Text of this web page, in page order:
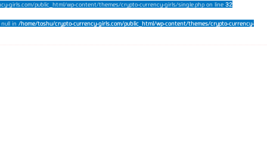
girls.com/public_html/wp-content/themes/crypto-currency-girls/single.php on line32
in /home/toshu/crypto-currency-girls.com/public_html/wp-content/themes/crypto-currency-